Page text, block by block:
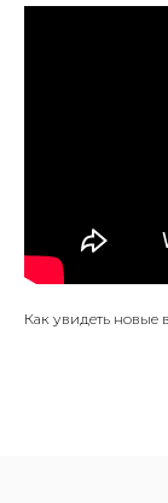
Как увидеть новые